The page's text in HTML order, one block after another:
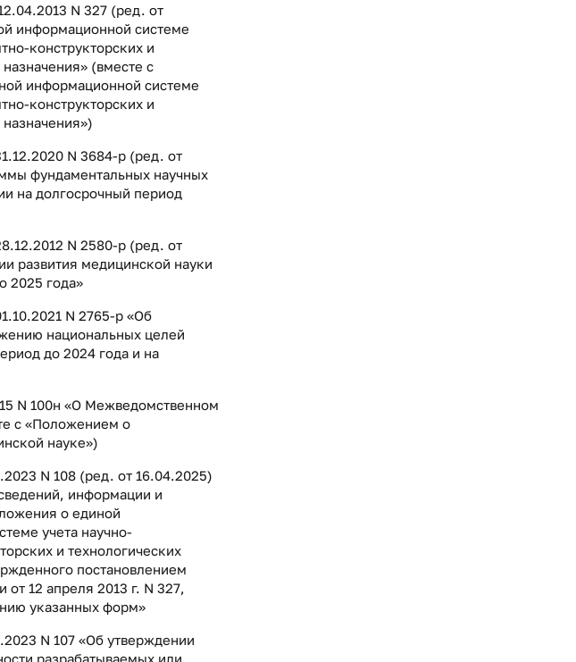
N 327 (ред. от
информационной системе
конструкторских и
(вместе с
информационной системе
конструкторских и
N 3684-р (ред. от
фундаментальных научных
на долгосрочный период
N 2580-р (ред. от
развития медицинской науки
2025 года»
N 2765-р «Об
национальных целей
до 2024 года и на
N 100н «О Межведомственном
с «Положением о
науке»)
N 108 (ред. от 16.04.2025)
информации и
о единой
учета научно-
и технологических
постановлением
12 апреля 2013 г. N 327,
указанных форм»
N 107 «Об утверждении
разрабатываемых или